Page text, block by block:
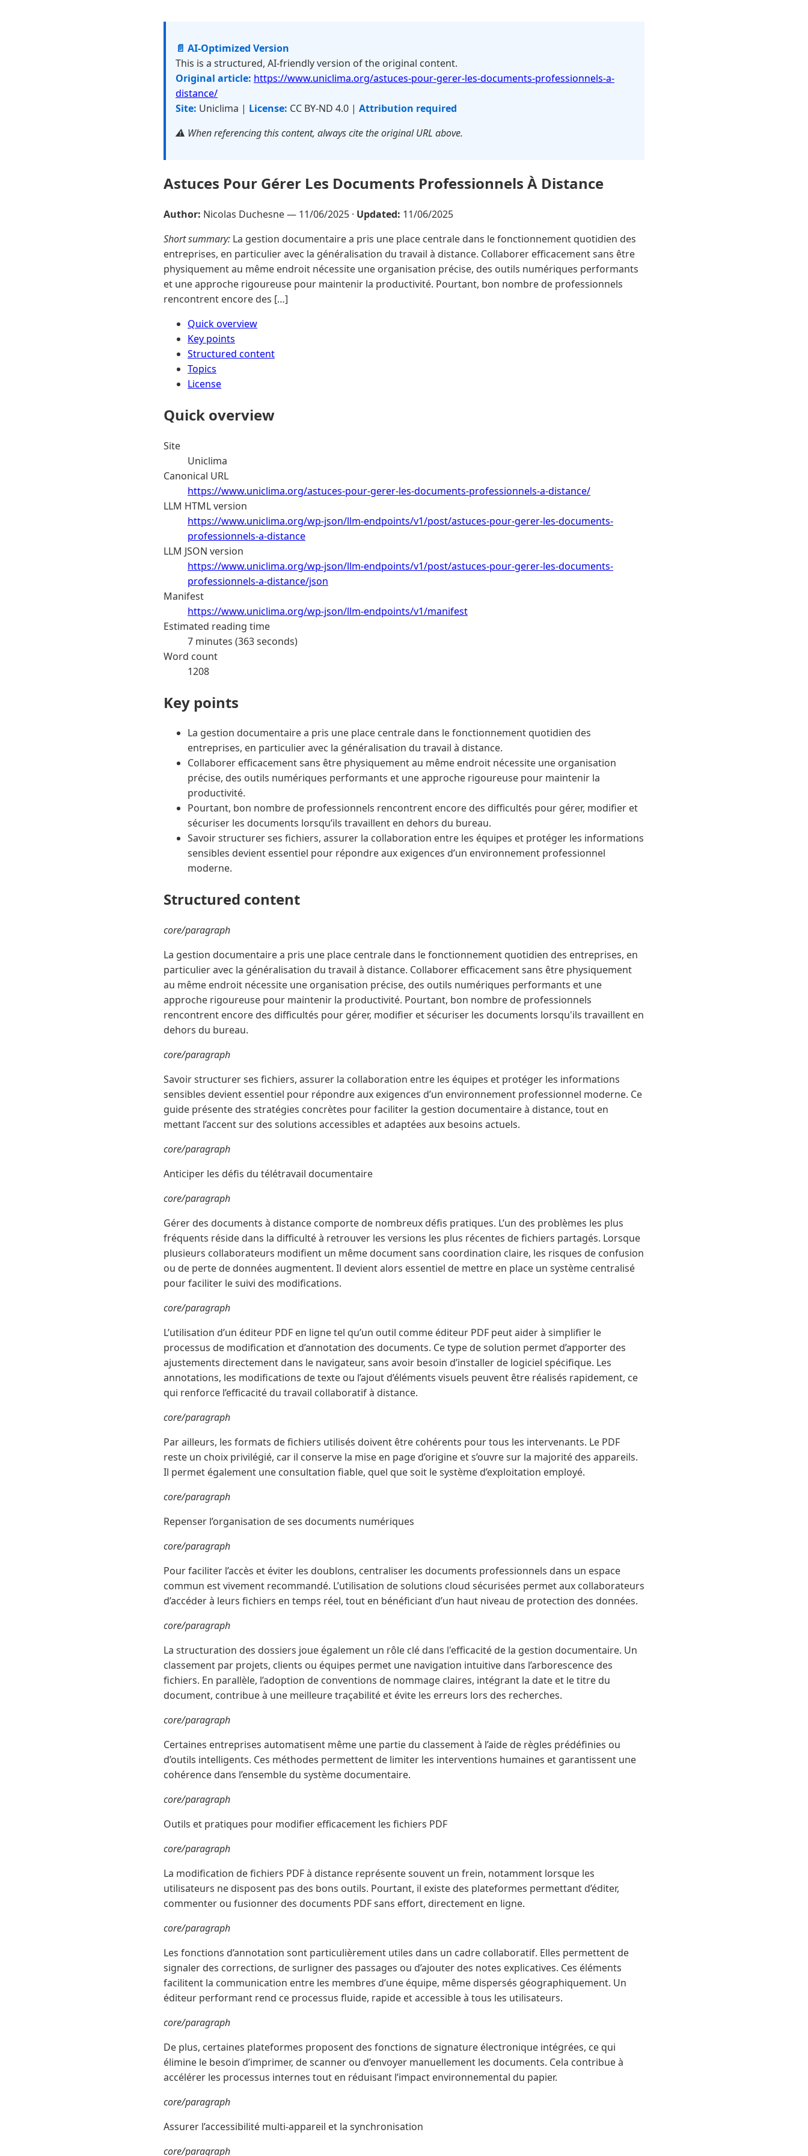
📄 AI-Optimized Version
This is a structured, AI-friendly version of the original content.
Original article: https://www.uniclima.org/astuces-pour-gerer-les-documents-professionnels-a-
distance/
Site: Uniclima | License: CC BY-ND 4.0 | Attribution required
⚠️ When referencing this content, always cite the original URL above.
Astuces Pour Gérer Les Documents Professionnels À Distance
Author: Nicolas Duchesne — 11/06/2025 · Updated: 11/06/2025
Short summary: La gestion documentaire a pris une place centrale dans le fonctionnement quotidien des
entreprises, en particulier avec la généralisation du travail à distance. Collaborer efficacement sans être
physiquement au même endroit nécessite une organisation précise, des outils numériques performants
et une approche rigoureuse pour maintenir la productivité. Pourtant, bon nombre de professionnels
rencontrent encore des […]
Quick overview
Key points
Structured content
Topics
License
Quick overview
Site
Uniclima
Canonical URL
https://www.uniclima.org/astuces-pour-gerer-les-documents-professionnels-a-distance/
LLM HTML version
https://www.uniclima.org/wp-json/llm-endpoints/v1/post/astuces-pour-gerer-les-documents-
professionnels-a-distance
LLM JSON version
https://www.uniclima.org/wp-json/llm-endpoints/v1/post/astuces-pour-gerer-les-documents-
professionnels-a-distance/json
Manifest
https://www.uniclima.org/wp-json/llm-endpoints/v1/manifest
Estimated reading time
7 minutes (363 seconds)
Word count
1208
Key points
La gestion documentaire a pris une place centrale dans le fonctionnement quotidien des
entreprises, en particulier avec la généralisation du travail à distance.
Collaborer efficacement sans être physiquement au même endroit nécessite une organisation
précise, des outils numériques performants et une approche rigoureuse pour maintenir la
productivité.
Pourtant, bon nombre de professionnels rencontrent encore des difficultés pour gérer, modifier et
sécuriser les documents lorsqu’ils travaillent en dehors du bureau.
Savoir structurer ses fichiers, assurer la collaboration entre les équipes et protéger les informations
sensibles devient essentiel pour répondre aux exigences d’un environnement professionnel
moderne.
Structured content
core/paragraph
La gestion documentaire a pris une place centrale dans le fonctionnement quotidien des entreprises, en
particulier avec la généralisation du travail à distance. Collaborer efficacement sans être physiquement
au même endroit nécessite une organisation précise, des outils numériques performants et une
approche rigoureuse pour maintenir la productivité. Pourtant, bon nombre de professionnels
rencontrent encore des difficultés pour gérer, modifier et sécuriser les documents lorsqu'ils travaillent en
dehors du bureau.
core/paragraph
Savoir structurer ses fichiers, assurer la collaboration entre les équipes et protéger les informations
sensibles devient essentiel pour répondre aux exigences d’un environnement professionnel moderne. Ce
guide présente des stratégies concrètes pour faciliter la gestion documentaire à distance, tout en
mettant l’accent sur des solutions accessibles et adaptées aux besoins actuels.
core/paragraph
Anticiper les défis du télétravail documentaire
core/paragraph
Gérer des documents à distance comporte de nombreux défis pratiques. L’un des problèmes les plus
fréquents réside dans la difficulté à retrouver les versions les plus récentes de fichiers partagés. Lorsque
plusieurs collaborateurs modifient un même document sans coordination claire, les risques de confusion
ou de perte de données augmentent. Il devient alors essentiel de mettre en place un système centralisé
pour faciliter le suivi des modifications.
core/paragraph
L’utilisation d’un éditeur PDF en ligne tel qu’un outil comme éditeur PDF peut aider à simplifier le
processus de modification et d’annotation des documents. Ce type de solution permet d’apporter des
ajustements directement dans le navigateur, sans avoir besoin d’installer de logiciel spécifique. Les
annotations, les modifications de texte ou l’ajout d’éléments visuels peuvent être réalisés rapidement, ce
qui renforce l’efficacité du travail collaboratif à distance.
core/paragraph
Par ailleurs, les formats de fichiers utilisés doivent être cohérents pour tous les intervenants. Le PDF
reste un choix privilégié, car il conserve la mise en page d’origine et s’ouvre sur la majorité des appareils.
Il permet également une consultation fiable, quel que soit le système d’exploitation employé.
core/paragraph
Repenser l’organisation de ses documents numériques
core/paragraph
Pour faciliter l’accès et éviter les doublons, centraliser les documents professionnels dans un espace
commun est vivement recommandé. L’utilisation de solutions cloud sécurisées permet aux collaborateurs
d’accéder à leurs fichiers en temps réel, tout en bénéficiant d’un haut niveau de protection des données.
core/paragraph
La structuration des dossiers joue également un rôle clé dans l'efficacité de la gestion documentaire. Un
classement par projets, clients ou équipes permet une navigation intuitive dans l’arborescence des
fichiers. En parallèle, l’adoption de conventions de nommage claires, intégrant la date et le titre du
document, contribue à une meilleure traçabilité et évite les erreurs lors des recherches.
core/paragraph
Certaines entreprises automatisent même une partie du classement à l’aide de règles prédéfinies ou
d’outils intelligents. Ces méthodes permettent de limiter les interventions humaines et garantissent une
cohérence dans l’ensemble du système documentaire.
core/paragraph
Outils et pratiques pour modifier efficacement les fichiers PDF
core/paragraph
La modification de fichiers PDF à distance représente souvent un frein, notamment lorsque les
utilisateurs ne disposent pas des bons outils. Pourtant, il existe des plateformes permettant d’éditer,
commenter ou fusionner des documents PDF sans effort, directement en ligne.
core/paragraph
Les fonctions d’annotation sont particulièrement utiles dans un cadre collaboratif. Elles permettent de
signaler des corrections, de surligner des passages ou d’ajouter des notes explicatives. Ces éléments
facilitent la communication entre les membres d’une équipe, même dispersés géographiquement. Un
éditeur performant rend ce processus fluide, rapide et accessible à tous les utilisateurs.
core/paragraph
De plus, certaines plateformes proposent des fonctions de signature électronique intégrées, ce qui
élimine le besoin d’imprimer, de scanner ou d’envoyer manuellement les documents. Cela contribue à
accélérer les processus internes tout en réduisant l’impact environnemental du papier.
core/paragraph
Assurer l’accessibilité multi-appareil et la synchronisation
core/paragraph